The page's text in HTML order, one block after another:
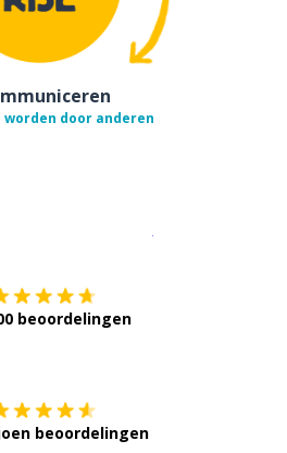
worden door anderen
beoordelingen
beoordelingen